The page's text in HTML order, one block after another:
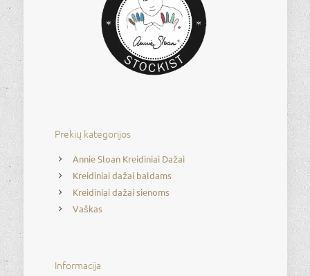
Prekių kategorijos
Annie Sloan Kreidiniai Dažai
Kreidiniai dažai baldams
Kreidiniai dažai sienoms
Vaškas
Informacija